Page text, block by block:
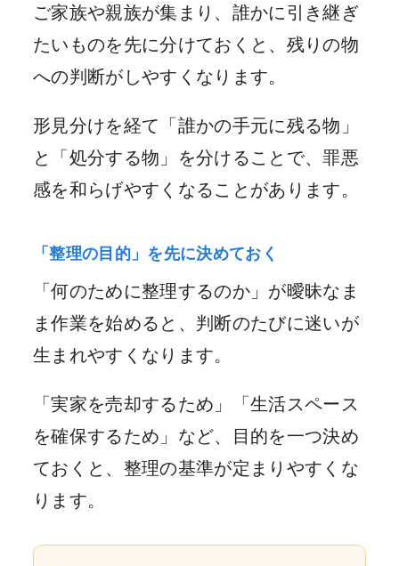
ご家族や親族が集まり、誰かに引き継ぎ
たいものを先に分けておくと、残りの物
への判断がしやすくなります。
形見分けを経て「誰かの手元に残る物」
と「処分する物」を分けることで、罪悪
感を和らげやすくなることがあります。
「整理の目的」を先に決めておく
「何のために整理するのか」が曖昧なま
ま作業を始めると、判断のたびに迷いが
生まれやすくなります。
「実家を売却するため」「生活スペース
を確保するため」など、目的を一つ決め
ておくと、整理の基準が定まりやすくな
ります。